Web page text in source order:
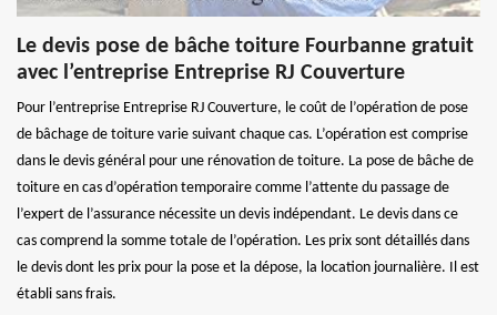
Le devis pose de bâche toiture Fourbanne gratuit
avec l’entreprise Entreprise RJ Couverture
Pour l’entreprise Entreprise RJ Couverture, le coût de l’opération de pose
de bâchage de toiture varie suivant chaque cas. L’opération est comprise
dans le devis général pour une rénovation de toiture. La pose de bâche de
toiture en cas d’opération temporaire comme l’attente du passage de
l’expert de l’assurance nécessite un devis indépendant. Le devis dans ce
cas comprend la somme totale de l’opération. Les prix sont détaillés dans
le devis dont les prix pour la pose et la dépose, la location journalière. Il est
établi sans frais.